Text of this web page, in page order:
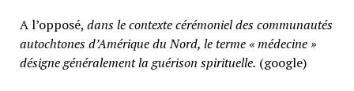
A l’opposé, dans le contexte cérémoniel des communautés
autochtones d’Amérique du Nord, le terme « médecine »
désigne généralementla guérison spirituelle. (google)